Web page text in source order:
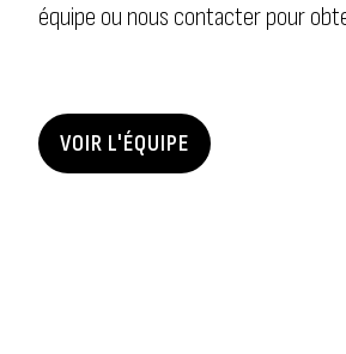
équipe ou nous contacter pour
VOIR L'ÉQUIPE